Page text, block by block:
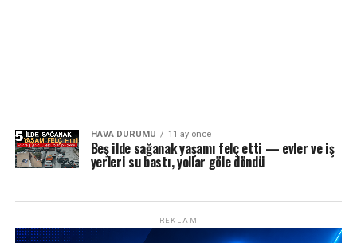
HAVA DURUMU 11 ay önce
Beş ilde sağanak yaşamı felç etti — evler ve iş
yerleri su bastı, yollar göle döndü
REKLAM